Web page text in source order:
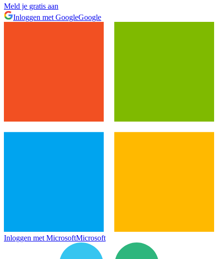
Meld je gratis aan
Inloggen met GoogleGoogle
Inloggen met MicrosoftMicrosoft